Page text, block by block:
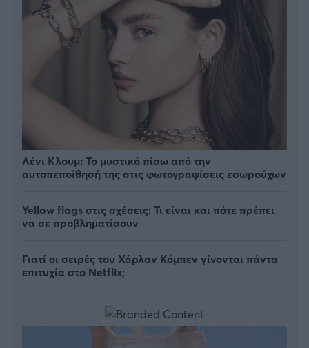
Λένι Κλουμ: Το μυστικό πίσω από την
αυτοπεποίθησή της στις φωτογραφίσεις εσωρούχων
Yellow flags στις σχέσεις: Τι είναι και πότε πρέπει
να σε προβληματίσουν
Γιατί οι σειρές του Χάρλαν Κόμπεν γίνονται πάντα
επιτυχία στο Netflix;